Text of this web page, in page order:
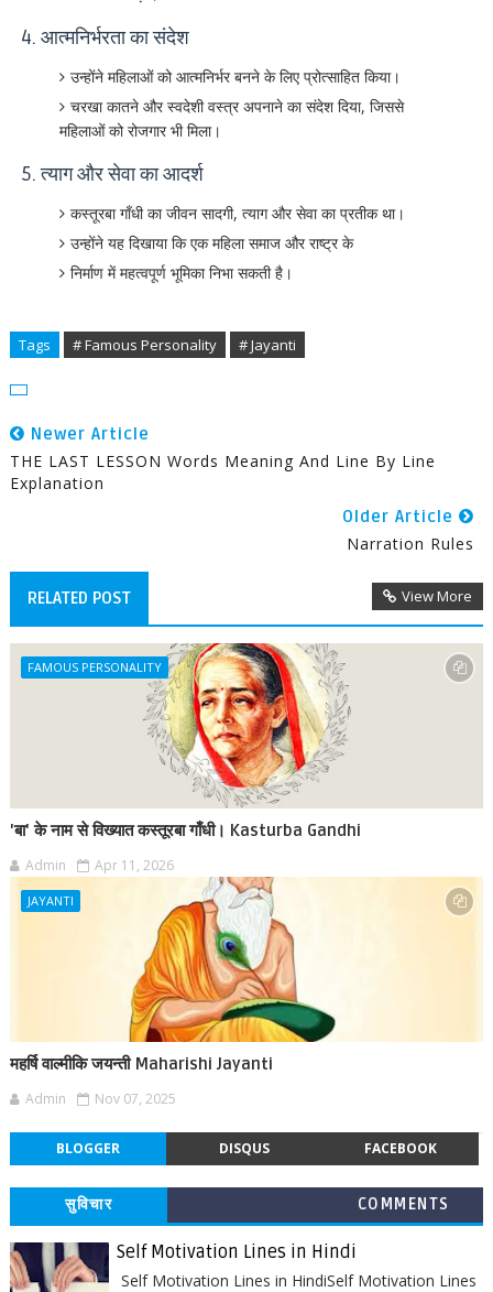
4. आत्मनिर्भरता का संदेश
उन्होंने महिलाओं को आत्मनिर्भर बनने के लिए प्रोत्साहित किया।
चरखा कातने और स्वदेशी वस्त्र अपनाने का संदेश दिया, जिससे
महिलाओं को रोजगार भी मिला।
5. त्याग और सेवा का आदर्श
कस्तूरबा गाँधी का जीवन सादगी, त्याग और सेवा का प्रतीक था।
उन्होंने यह दिखाया कि एक महिला समाज और राष्ट्र के
निर्माण में महत्वपूर्ण भूमिका निभा सकती है।
Tags # Famous Personality # Jayanti
Newer Article
THE LAST LESSON Words Meaning And Line By Line
Explanation
Older Article
Narration Rules
RELATED POST View More
FAMOUS PERSONALITY
'बा' के नाम से विख्यात कस्तूरबा गाँधी। Kasturba Gandhi
Admin Apr 11, 2026
JAYANTI
महर्षि वाल्मीकि जयन्ती Maharishi Jayanti
Admin Nov 07, 2025
BLOGGER DISQUS FACEBOOK
सुविचार COMMENTS
Self Motivation Lines in Hindi
Self Motivation Lines in HindiSelf Motivation Lines